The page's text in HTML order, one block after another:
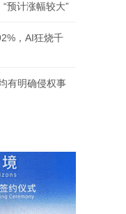
预计涨幅较大”
，AI狂烧千
有明确侵权事